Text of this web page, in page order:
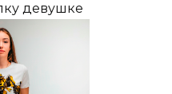
девушке